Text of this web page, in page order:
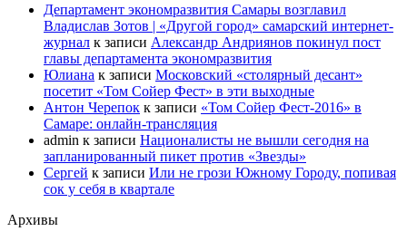
Департамент экономразвития Самары возглавил
Владислав Зотов | «Другой город» самарский интернет-
журнал к записи Александр Андриянов покинул пост
главы департамента экономразвития
Юлиана к записи Московский «столярный десант»
посетит «Том Сойер Фест» в эти выходные
Антон Черепок к записи «Том Сойер Фест-2016» в
Самаре: онлайн-трансляция
admin к записи Националисты не вышли сегодня на
запланированный пикет против «Звезды»
Сергей к записи Или не грози Южному Городу, попивая
сок у себя в квартале
Архивы